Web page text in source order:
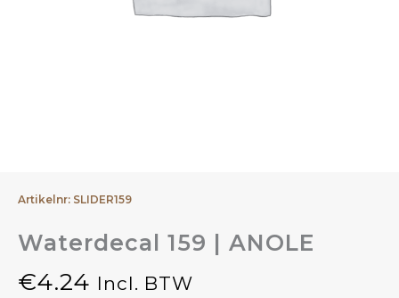
Artikelnr: SLIDER159
Waterdecal 159 | ANOLE
€4.24 Incl. BTW